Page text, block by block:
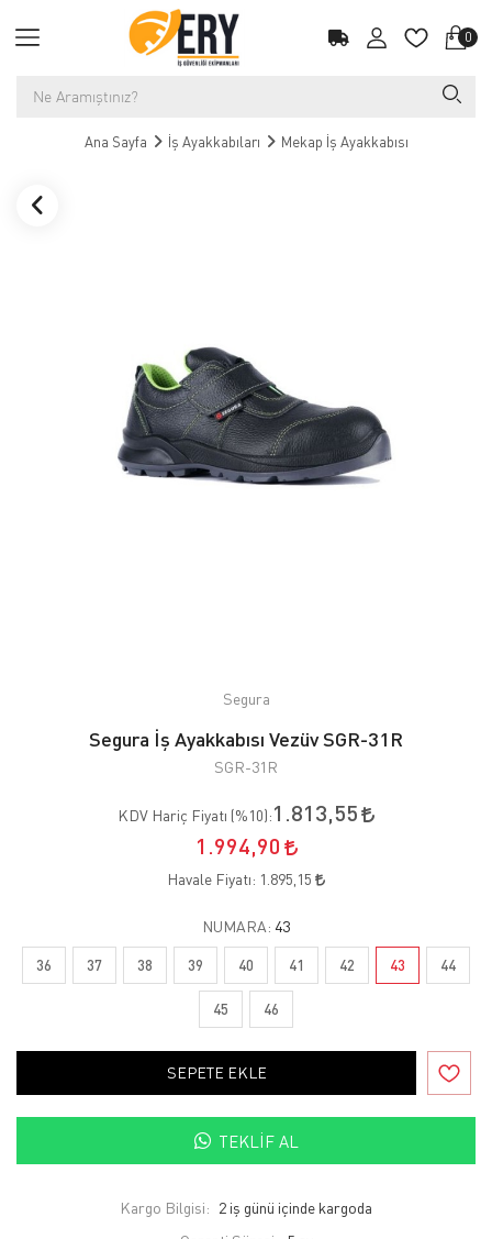
0
Ana Sayfa İş Ayakkabıları Mekap İş Ayakkabısı
Segura
Segura İş Ayakkabısı Vezüv SGR-31R
SGR-31R
KDV Hariç Fiyatı (%10):1.813,55
1.994,90
Havale Fiyatı: 1.895,15
NUMARA: 43
36 37 38 39 40 41 42 43 44
45 46
SEPETE EKLE
TEKLIF AL
Kargo Bilgisi: 2 iş günü içinde kargoda